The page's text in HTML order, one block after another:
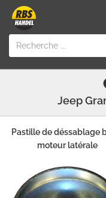
Jeep
Pastille de déssablage
moteur latérale